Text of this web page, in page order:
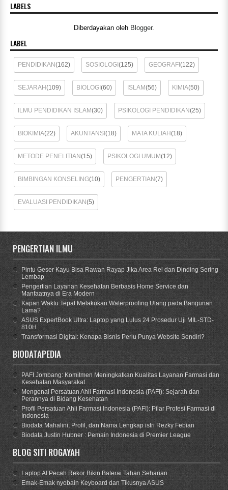
LABELS
Diberdayakan oleh Blogger.
LABEL
PENDIDIKAN(162) SOSIOLOGI (125) GEOGRAFI (122)
SEJARAH(109) BIOLOGI (60) ISLAM(56) KIMIA(50)
ILMU PENDIDIKAN ISLAM(30) PSIKOLOGI PENDIDIKAN(25)
BIOKIMIA(22) AKUNTANSI (18) MATA KULIAH(18)
METODE PENELITIAN(15) PSIKOLOGI UMUM(12)
BIMBINGAN KONSELING(10) PENGERTIAN(7)
EVALUASI PENDIDIKAN(5)
PENGERTIAN ILMU
Pintu Geser Kayu Bisa Rawan Rayap Jika Area Rel dan Dinding Sering
Lembap
Pengertian Layanan Kesehatan Berbasis Home Service dan
Manfaatnya di Era Modern
Kapan Waktu Tepat Melakukan Waterproofing Ulang pada Bangunan
Lama?
ASUS ExpertBook Ultra: Laptop yang Lulus 24 Prosedur Uji MIL-STD-
810H
Transformasi Digital: Kenapa Bisnis Perlu Punya Website Sendiri?
BIODATAPEDIA
PAFI Jombang: Komitmen Meningkatkan Kualitas Layanan Farmasi dan
Kesehatan Masyarakat
Mengenal Persatuan Ahli Farmasi Indonesia (PAFI): Sejarah dan
Perannya di Bidang Kesehatan
Profil Persatuan Ahli Farmasi Indonesia (PAFI): Pilar Profesi Farmasi di
Indonesia
Biodata Mahalini, Profil, dan Nama Lengkap istri Rezky Febian
Biodata Justin Hubner : Pemain Indonesia di Premier League
BLOG SITI ROGAYAH
Laptop AI Pecah Rekor Bikin Baterai Tahan Seharian
Emak-Emak nyobain Keyboard dan Tikusnya ASUS